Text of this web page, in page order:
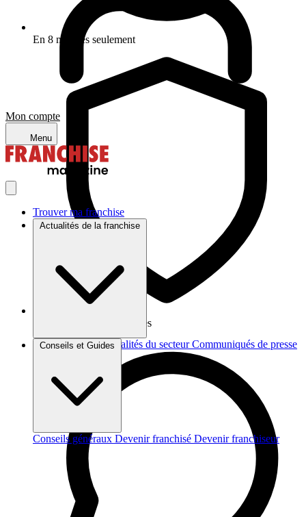
Mon compte
Menu
Trouver ma franchise
Actualités de la franchise
Brèves et actus Actualités du secteur Communiqués de presse
Conseils et Guides
Conseils généraux Devenir franchisé Devenir franchiseur
En 8 minutes seulement
Vos données sont protégées